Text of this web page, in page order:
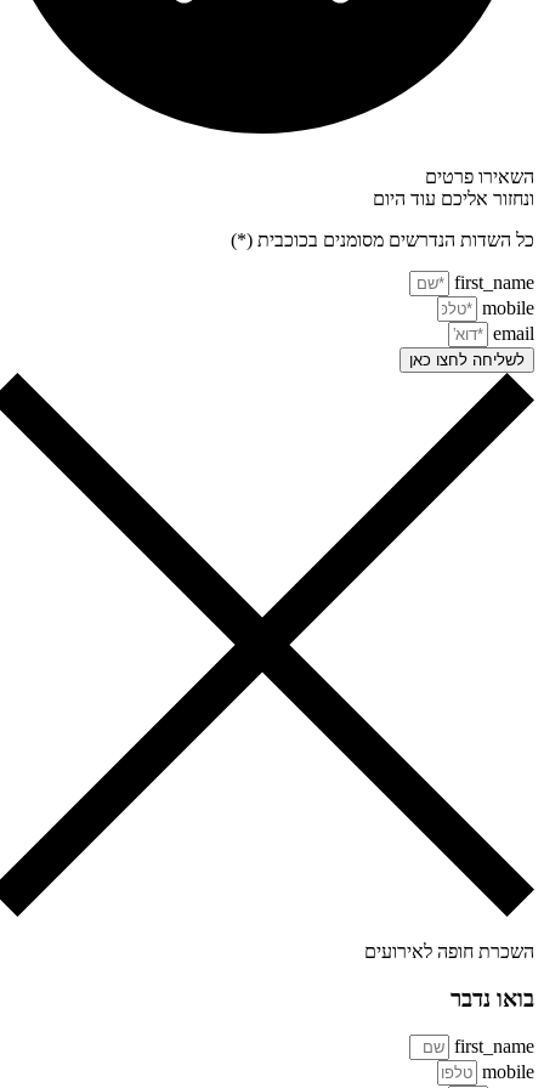
פרטים
אליכם עוד היום
השדות הנדרשים מסומנים בכוכבית (*)
לשליחה לחצו כאן
חופה לאירועים
נדבר